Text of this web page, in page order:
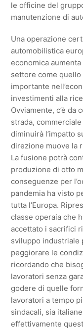
le officine del
manutenzione di
Una operazione
automobilistica
economica
settore come
importante
investimenti alla
Ovviamente, c’è da
strada,
diminuirà l’impatto
direzione muove la
La fusione potrà
produzione di otto
conseguenze per
pandemia ha visto
tutta l’Europa.
classe operaia che
accettato i sacrifici
sviluppo industriale
peggiorare le
ricordando che
lavoratori senza
godere di quelle
lavoratori a tempo
sindacali, sia
effettivamente